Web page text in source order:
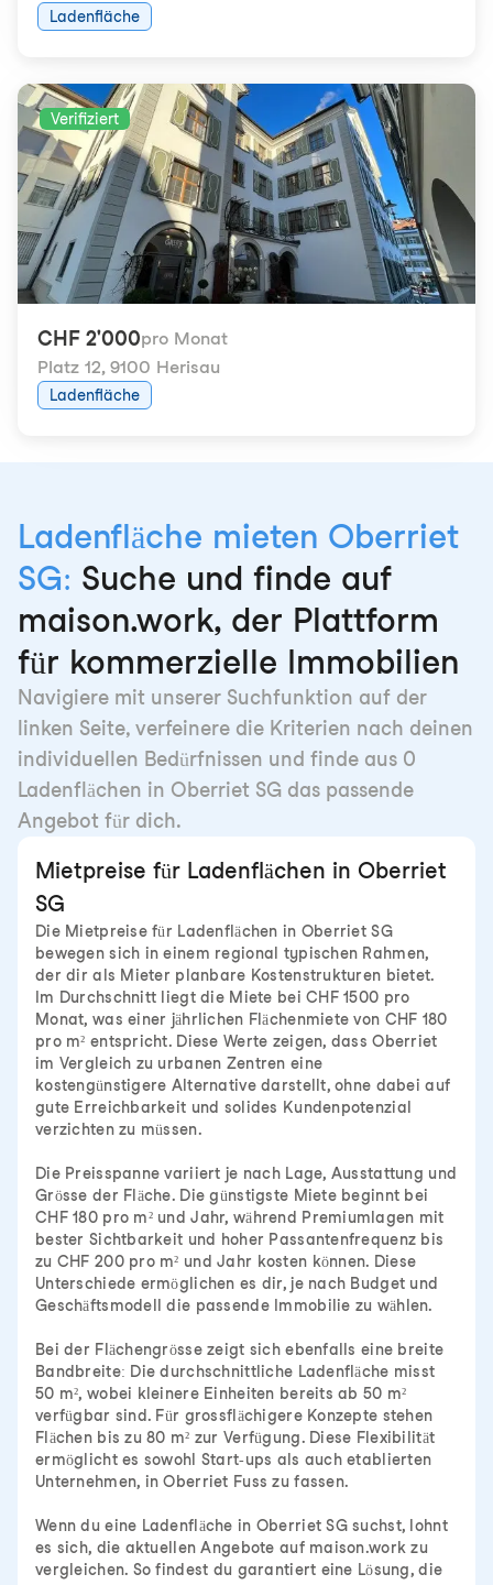
Ladenfläche
Verifiziert
CHF 2'000pro Monat
Platz 12, 9100 Herisau
Ladenfläche
Ladenfläche mieten Oberriet
SG: Suche und finde auf
maison.work, der Plattform
für kommerzielle Immobilien
Navigiere mit unserer Suchfunktion auf der
linken Seite, verfeinere die Kriterien nach deinen
individuellen Bedürfnissen und finde aus 0
Ladenflächen in Oberriet SG das passende
Angebot für dich.
Mietpreise für Ladenflächen in Oberriet
SG
Die Mietpreise für Ladenflächen in Oberriet SG
bewegen sich in einem regional typischen Rahmen,
der dir als Mieter planbare Kostenstrukturen bietet.
Im Durchschnitt liegt die Miete bei CHF 1500 pro
Monat, was einer jährlichen Flächenmiete von CHF 180
pro m² entspricht. Diese Werte zeigen, dass Oberriet
im Vergleich zu urbanen Zentren eine
kostengünstigere Alternative darstellt, ohne dabei auf
gute Erreichbarkeit und solides Kundenpotenzial
verzichten zu müssen.
Die Preisspanne variiert je nach Lage, Ausstattung und
Grösse der Fläche. Die günstigste Miete beginnt bei
CHF 180 pro m² und Jahr, während Premiumlagen mit
bester Sichtbarkeit und hoher Passantenfrequenz bis
zu CHF 200 pro m² und Jahr kosten können. Diese
Unterschiede ermöglichen es dir, je nach Budget und
Geschäftsmodell die passende Immobilie zu wählen.
Bei der Flächengrösse zeigt sich ebenfalls eine breite
Bandbreite: Die durchschnittliche Ladenfläche misst
50 m², wobei kleinere Einheiten bereits ab 50 m²
verfügbar sind. Für grossflächigere Konzepte stehen
Flächen bis zu 80 m² zur Verfügung. Diese Flexibilität
ermöglicht es sowohl Start-ups als auch etablierten
Unternehmen, in Oberriet Fuss zu fassen.
Wenn du eine Ladenfläche in Oberriet SG suchst, lohnt
es sich, die aktuellen Angebote auf maison.work zu
vergleichen. So findest du garantiert eine Lösung, die